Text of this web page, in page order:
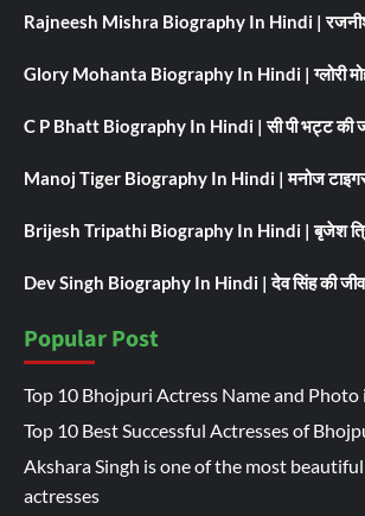
Rajneesh Mishra Biography In Hindi | रजनीश
Glory Mohanta Biography In Hindi | ग्लोरी
C P Bhatt Biography In Hindi | सी पी भट्ट की
Manoj Tiger Biography In Hindi | मनोज टाइगर
Brijesh Tripathi Biography In Hindi | बृजेश
Dev Singh Biography In Hindi | देव सिंह की
Popular Post
Top 10 Bhojpuri Actress Name and Photo
Top 10 Best Successful Actresses of
Akshara Singh is one of the most
actresses